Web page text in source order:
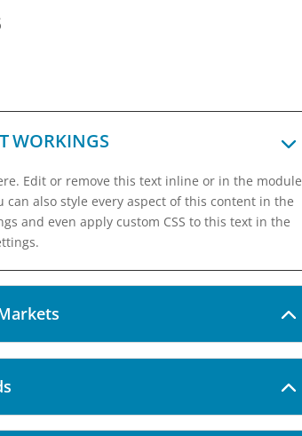
WORKINGS
Edit or remove this text inline or in the module
can also style every aspect of this content in the
and even apply custom CSS to this text in the